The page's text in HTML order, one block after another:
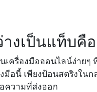
งเป็นแท็บคื
เครื่องมือออนไลน์ง่ายๆ
มือนี้ เพียงป้อนสตริงใ
ความที่ส่งออก